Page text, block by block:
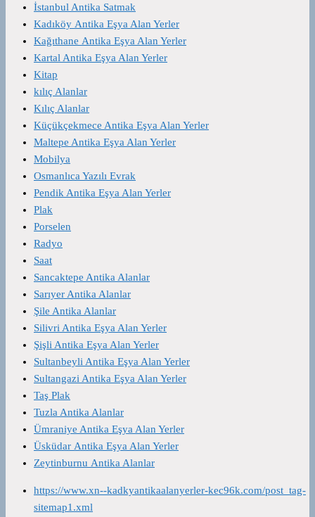
İstanbul Antika Satmak
Kadıköy Antika Eşya Alan Yerler
Kağıthane Antika Eşya Alan Yerler
Kartal Antika Eşya Alan Yerler
Kitap
kılıç Alanlar
Kılıç Alanlar
Küçükçekmece Antika Eşya Alan Yerler
Maltepe Antika Eşya Alan Yerler
Mobilya
Osmanlıca Yazılı Evrak
Pendik Antika Eşya Alan Yerler
Plak
Porselen
Radyo
Saat
Sancaktepe Antika Alanlar
Sarıyer Antika Alanlar
Şile Antika Alanlar
Silivri Antika Eşya Alan Yerler
Şişli Antika Eşya Alan Yerler
Sultanbeyli Antika Eşya Alan Yerler
Sultangazi Antika Eşya Alan Yerler
Taş Plak
Tuzla Antika Alanlar
Ümraniye Antika Eşya Alan Yerler
Üsküdar Antika Eşya Alan Yerler
Zeytinburnu Antika Alanlar
https://www.xn--kadkyantikaalanyerler-kec96k.com/post_tag-
sitemap1.xml